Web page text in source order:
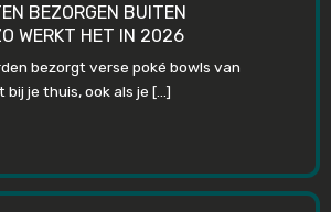
BEZORGEN BUITEN
WERKT HET IN 2026
bezorgt verse poké bowls van
je thuis, ook als je […]